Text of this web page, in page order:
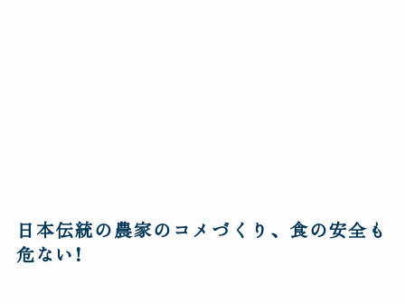
日本伝統の農家のコメづくり、食の安全も
危ない!